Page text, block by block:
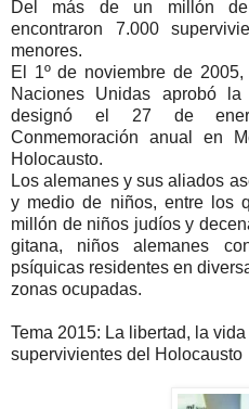
Del más de un millón de
encontraron 7.000
menores.
El 1º de noviembre de
Naciones Unidas aprobó
designó el 27 de
Conmemoración anual en
Holocausto.
Los alemanes y sus aliados
y medio de niños, entre los
millón de niños judíos y
gitana, niños alemanes
psíquicas residentes en
zonas ocupadas.
Tema 2015: La libertad, la
supervivientes del Holocausto